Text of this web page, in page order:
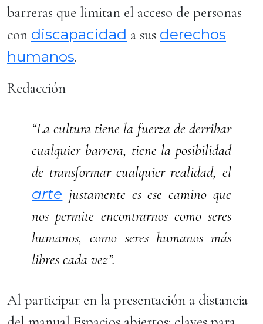
barreras que limitan el acceso de personas
con discapacidad a sus derechos
humanos.
Redacción
“La cultura tiene la fuerza de derribar
cualquier barrera, tiene la posibilidad
de transformar cualquier realidad, el
arte justamente es ese camino que
nos permite encontrarnos como seres
humanos, como seres humanos más
libres cada vez”.
Al participar en la presentación a distancia